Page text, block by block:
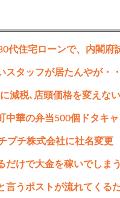
代住宅ローンで、内閣府
スタッフが居たんやが・
プチ株式会社に社名変更
だけで大金を稼いでしまう
言うポストが流れてくる